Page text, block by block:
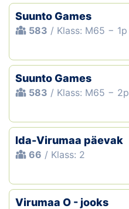
Suunto Games
583 / Klass: M65 − 1p
Suunto Games
583 / Klass: M65 − 2p
Ida-Virumaa päevak
66 / Klass: 2
Virumaa O - jooks